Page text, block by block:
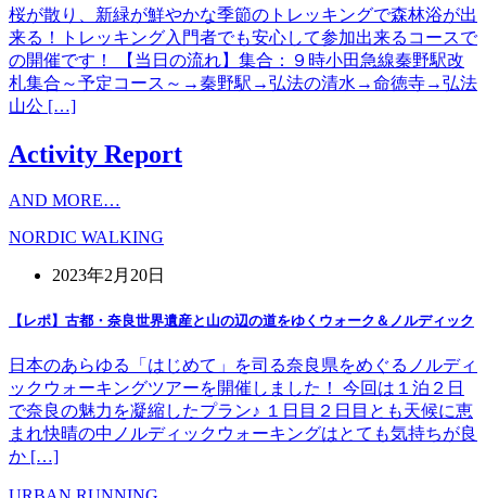
桜が散り、新緑が鮮やかな季節のトレッキングで森林浴が出
来る！トレッキング入門者でも安心して参加出来るコースで
の開催です！ 【当日の流れ】集合：９時小田急線秦野駅改
札集合～予定コース～→秦野駅→弘法の清水→命徳寺→弘法
山公 […]
Activity Report
AND MORE…
NORDIC WALKING
2023年2月20日
【レポ】古都・奈良世界遺産と山の辺の道をゆくウォーク＆ノルディック
日本のあらゆる「はじめて」を司る奈良県をめぐるノルディ
ックウォーキングツアーを開催しました！ 今回は１泊２日
で奈良の魅力を凝縮したプラン♪ １日目２日目とも天候に恵
まれ快晴の中ノルディックウォーキングはとても気持ちが良
か […]